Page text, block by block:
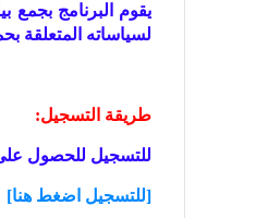
يقوم البرنامج بجمع
لسياساته المتعلقة
طريقة التسجيل:
للتسجيل للحصول على
[للتسجيل اضغط هنا]